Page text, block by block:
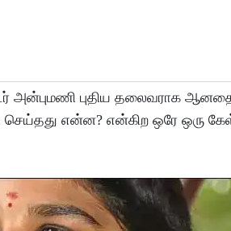
அன்புமணி புதிய தலைவராக
என்ன? என்கிற ஒரே ஒரு